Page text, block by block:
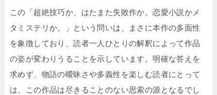
この「超絶技巧か、はたまた失敗作か。恋愛小説かメ
タミステリか。」という問いは、まさに本作の多面性
を象徴しており、読者一人ひとりの解釈によって作品
の姿が変わりうることを示しています。明確な答えを
求めず、物語の曖昧さや多義性を楽しむ読者にとって
は、この作品は尽きることのない思索の源となるでし